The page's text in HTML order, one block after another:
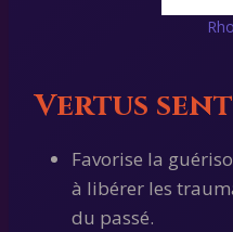
Vertus
Favorise la
à libérer les
du passé.